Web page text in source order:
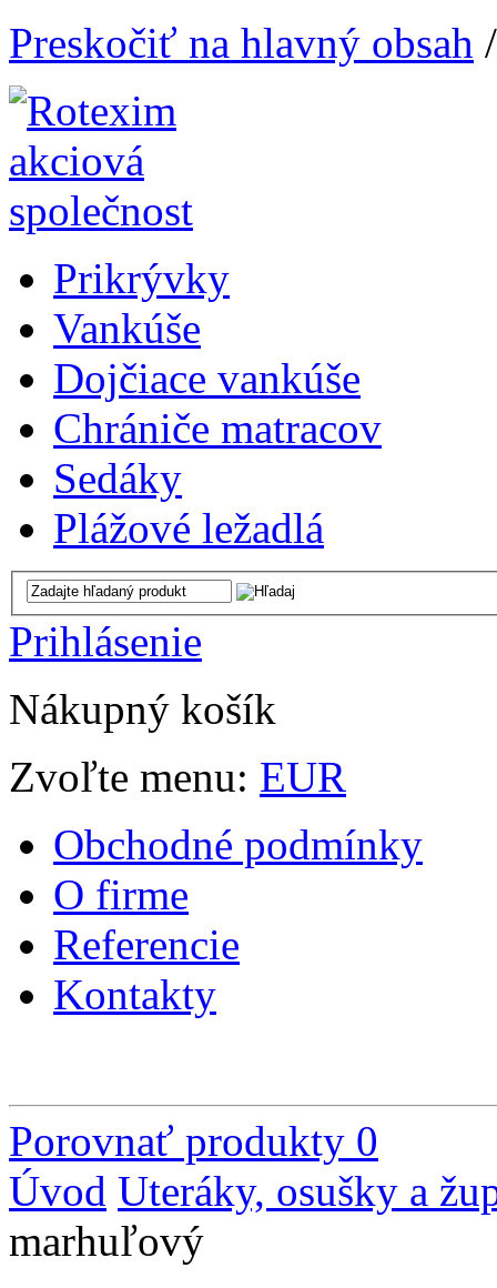
Preskočiť na hlavný obsah
Prikrývky
Vankúše
Dojčiace vankúše
Chrániče matracov
Sedáky
Plážové ležadlá
Prihlásenie
Nákupný košík
Zvoľte menu: EUR
Obchodné podmínky
O firme
Referencie
Kontakty
Porovnať produkty 0
Úvod Uteráky, osušky a
marhuľový